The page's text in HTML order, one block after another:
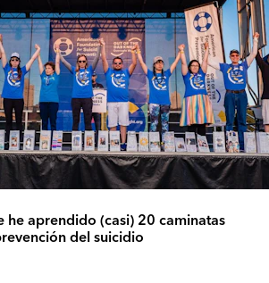
he aprendido (casi) 20 caminatas
del suicidio